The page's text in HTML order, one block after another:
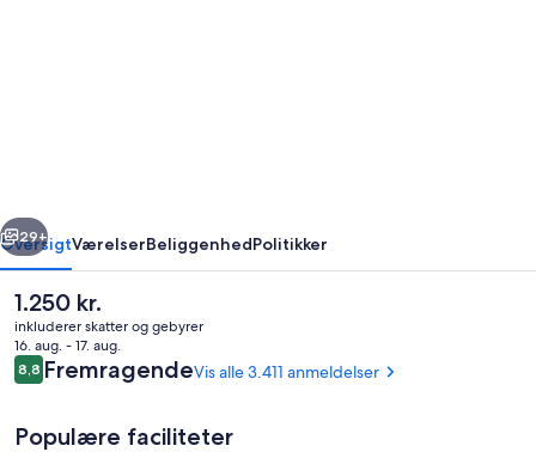
Næste
29+
OversigtVærelserBeliggenhedPolitikker
Den
nuværende
pris
er
1.250 kr.
1.250 kr.
inkluderer skatter og gebyrer
16. aug. - 17. aug.
Anmeldelser
8,88,8 ud af 10.
FremragendeVis alle 3.411 anmeldelser
Populære faciliteter